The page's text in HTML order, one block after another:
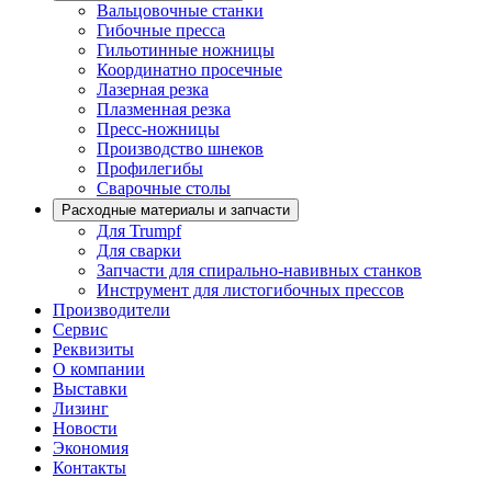
Вальцовочные станки
Гибочные пресса
Гильотинные ножницы
Координатно просечные
Лазерная резка
Плазменная резка
Пресс-ножницы
Производство шнеков
Профилегибы
Сварочные столы
Расходные материалы и запчасти
Для Trumpf
Для сварки
Запчасти для спирально-навивных станков
Инструмент для листогибочных прессов
Производители
Сервис
Реквизиты
О компании
Выставки
Лизинг
Новости
Экономия
Контакты